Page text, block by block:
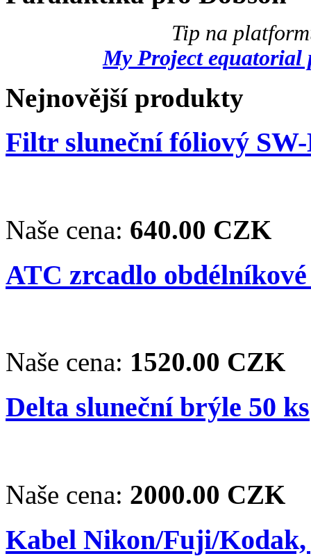
Tip na
My Project equatorial
Nejnovější produkty
Filtr sluneční fóliový SW-
Naše cena: 640.00 CZK
ATC zrcadlo
Naše cena: 1520.00 CZK
Delta sluneční brýle 50 ks
Naše cena: 2000.00 CZK
Kabel Nikon/Fuji/Kodak,